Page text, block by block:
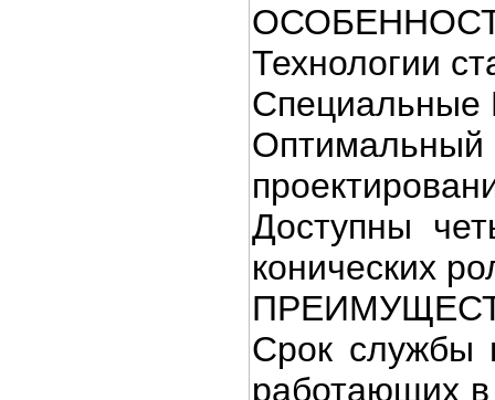
Технологии
Специальные
Доступны
конических
Срок службы
работающих в